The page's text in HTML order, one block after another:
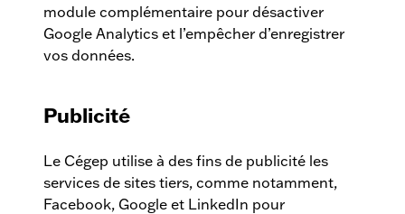
module complémentaire pour désactiver
Google Analytics et l’empêcher d’enregistrer
vos données.
Publicité
Le Cégep utilise à des fins de publicité les
services de sites tiers, comme notamment,
Facebook, Google et LinkedIn pour